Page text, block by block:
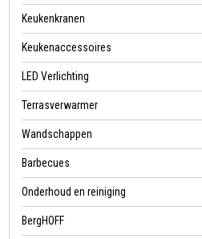
Keukenkranen
Keukenaccessoires
LED Verlichting
Terrasverwarmer
Wandschappen
Barbecues
Onderhoud en reiniging
BergHOFF